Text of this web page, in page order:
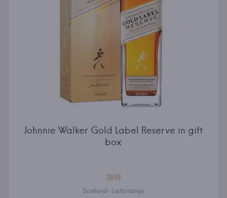
Johnnie Walker Gold Label Reserve in gift
box
2010
Scotland · Lielbritānija